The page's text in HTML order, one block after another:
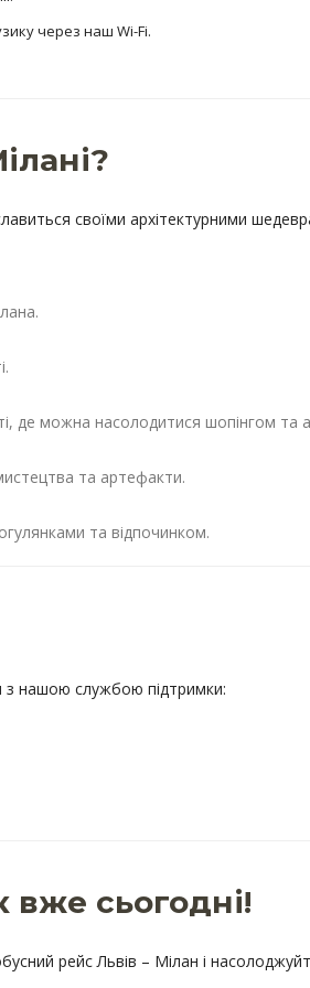
через наш Wi-Fi.
своїми архітектурними
де можна насолодитися шопінгом та
та артефакти.
та відпочинком.
з нашою службою підтримки:
сьогодні!
рейс Львів – Мілан і